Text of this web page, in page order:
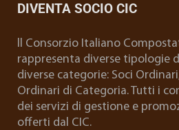
DIVENTA SOCIO CIC
ll Consorzio Italiano
rappresenta diverse tipologie
diverse categorie: Soci
Ordinari di Categoria. Tutti i
dei servizi di gestione e
offerti dal CIC.